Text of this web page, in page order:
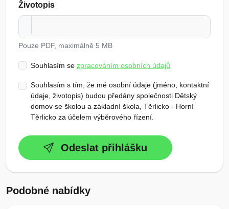
Životopis
Pouze PDF, maximálně 5 MB
Souhlasím se zpracováním osobních údajů
Souhlasím s tím, že mé osobní údaje (jméno, kontaktní
údaje, životopis) budou předány společnosti Dětský
domov se školou a základní škola, Těrlicko - Horní
Těrlicko za účelem výběrového řízení.
Odeslat přihlášku
Podobné nabídky